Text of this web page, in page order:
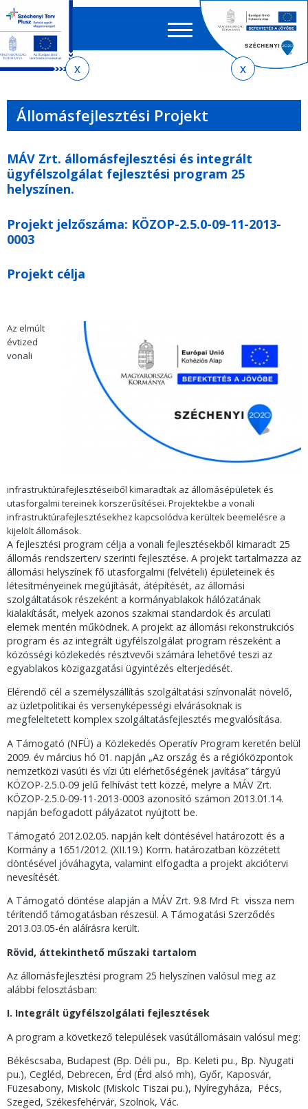
almenühöz
tartalomra
oldaltérképre
EN HU
űrlap
Állomásfejlesztési Projekt
MÁV Zrt. állomásfejlesztési és integrált
ügyfélszolgálat fejlesztési program 25
helyszínen.
Projekt jelzőszáma: KÖZOP-2.5.0-09-11-2013-
0003
Projekt célja
Az elmúlt
évtized
vonali
infrastruktúrafejlesztéseiből kimaradtak az állomásépületek és
utasforgalmi tereinek korszerűsítései. Projektekbe a vonali
infrastruktúrafejlesztésekhez kapcsolódva kerültek beemelésre a
kijelölt állomások.
A fejlesztési program célja a vonali fejlesztésekből kimaradt 25
állomás rendszerterv szerinti fejlesztése. A projekt tartalmazza az
állomási helyszínek fő utasforgalmi (felvételi) épületeinek és
létesítményeinek megújítását, átépítését, az állomási
szolgáltatások részeként a kormányablakok hálózatának
kialakítását, melyek azonos szakmai standardok és arculati
elemek mentén működnek. A projekt az állomási rekonstrukciós
program és az integrált ügyfélszolgálat program részeként a
közösségi közlekedés résztvevői számára lehetővé teszi az
egyablakos közigazgatási ügyintézés elterjedését.
Elérendő cél a személyszállítás szolgáltatási színvonalát növelő,
az üzletpolitikai és versenyképességi elvárásoknak is
megfeleltetett komplex szolgáltatásfejlesztés megvalósítása.
A Támogató (NFÜ) a Közlekedés Operatív Program keretén belül
2009. év március hó 01. napján „Az ország és a régióközpontok
nemzetközi vasúti és vízi úti elérhetőségének javítása” tárgyú
KÖZOP-2.5.0-09 jelű felhívást tett közzé, melyre a MÁV Zrt.
KÖZOP-2.5.0-09-11-2013-0003 azonosító számon 2013.01.14.
napján befogadott pályázatot nyújtott be.
Támogató 2012.02.05. napján kelt döntésével határozott és a
Kormány a 1651/2012. (XII.19.) Korm. határozatban közzétett
döntésével jóváhagyta, valamint elfogadta a projekt akciótervi
nevesítését.
A Támogató döntése alapján a MÁV Zrt. 9.8 Mrd Ft vissza nem
térítendő támogatásban részesül. A Támogatási Szerződés
2013.03.05-én aláírásra került.
Rövid, áttekinthető műszaki tartalom
Az állomásfejlesztési program 25 helyszínen valósul meg az
alábbi felosztásban:
I. Integrált ügyfélszolgálati fejlesztések
A program a következő települések vasútállomásain valósul meg:
Békéscsaba, Budapest (Bp. Déli pu., Bp. Keleti pu., Bp. Nyugati
pu.), Cegléd, Debrecen, Érd (Érd alsó mh), Győr, Kaposvár,
Füzesabony, Miskolc (Miskolc Tiszai pu.), Nyíregyháza, Pécs,
Szeged, Székesfehérvár, Szolnok, Vác.